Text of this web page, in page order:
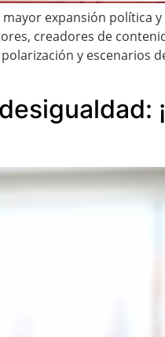
expansión política y
creadores de
y escenarios